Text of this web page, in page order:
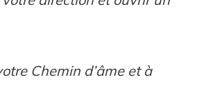
Chemin d’âme et à